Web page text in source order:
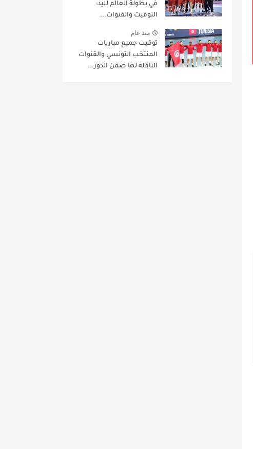
في بطولة العالم لليد:
التوقيت والقنوات...
منذ عام
توقيت جميع مباريات
المنتخب التونسي والقنوات
الناقلة لها ضمن الدور...